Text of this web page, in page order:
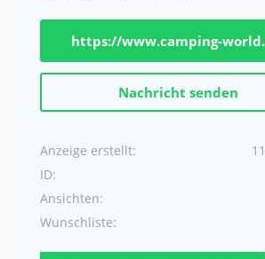
https://www.camping-
Nachricht senden
Anzeige erstellt:
ID:
Ansichten:
Wunschliste: